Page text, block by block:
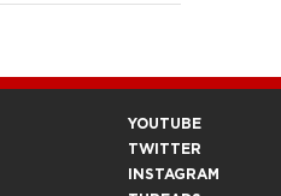
YOUTUBE
TWITTER
INSTAGRAM